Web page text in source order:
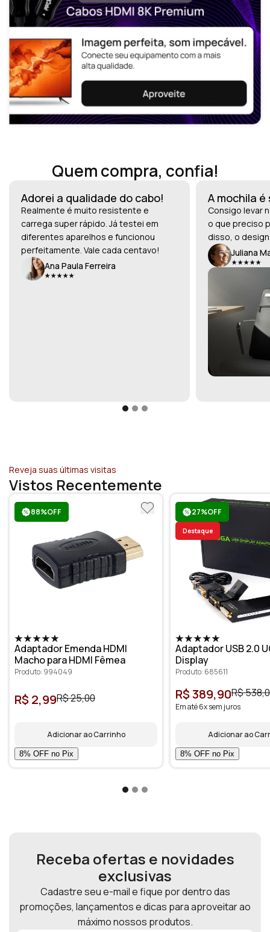
Quem compra, confia!
Adorei a qualidade do cabo!
Realmente é muito resistente e
carrega super rápido. Já testei em
diferentes aparelhos e funcionou
perfeitamente. Vale cada centavo!
Ana Paula Ferreira
A mochila
Consigo levar
o que preciso
disso, o
Juliana
Reveja suas últimas visitas
Vistos Recentemente
88%OFF
Adaptador Emenda HDMI
Macho para HDMI Fêmea
Produto: 994049
R$ 2,99R$ 25,00
Adicionar ao Carrinho
27%OFF
Destaque
Adaptador USB 2.0
Display
Produto: 685611
R$ 389,90R$
Em até 6x sem juros
Adicionar ao
Receba ofertas e novidades
exclusivas
Cadastre seu e-mail e fique por dentro das
promoções, lançamentos e dicas para aproveitar ao
máximo nossos produtos.